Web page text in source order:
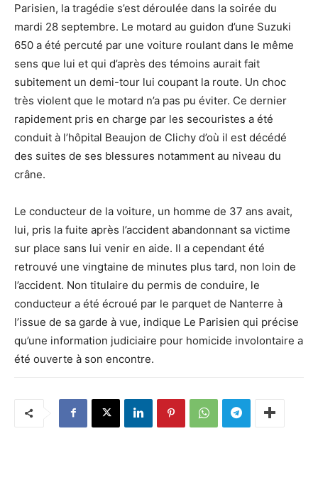
Parisien, la tragédie s’est déroulée dans la soirée du
mardi 28 septembre. Le motard au guidon d’une Suzuki
650 a été percuté par une voiture roulant dans le même
sens que lui et qui d’après des témoins aurait fait
subitement un demi-tour lui coupant la route. Un choc
très violent que le motard n’a pas pu éviter. Ce dernier
rapidement pris en charge par les secouristes a été
conduit à l’hôpital Beaujon de Clichy d’où il est décédé
des suites de ses blessures notamment au niveau du
crâne.
Le conducteur de la voiture, un homme de 37 ans avait,
lui, pris la fuite après l’accident abandonnant sa victime
sur place sans lui venir en aide. Il a cependant été
retrouvé une vingtaine de minutes plus tard, non loin de
l’accident. Non titulaire du permis de conduire, le
conducteur a été écroué par le parquet de Nanterre à
l’issue de sa garde à vue, indique Le Parisien qui précise
qu’une information judiciaire pour homicide involontaire a
été ouverte à son encontre.